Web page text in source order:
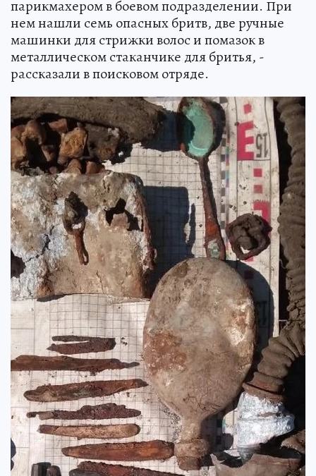
парикмахером в боевом подразделении. При
нем нашли семь опасных бритв, две ручные
машинки для стрижки волос и помазок в
металлическом стаканчике для бритья, -
рассказали в поисковом отряде.